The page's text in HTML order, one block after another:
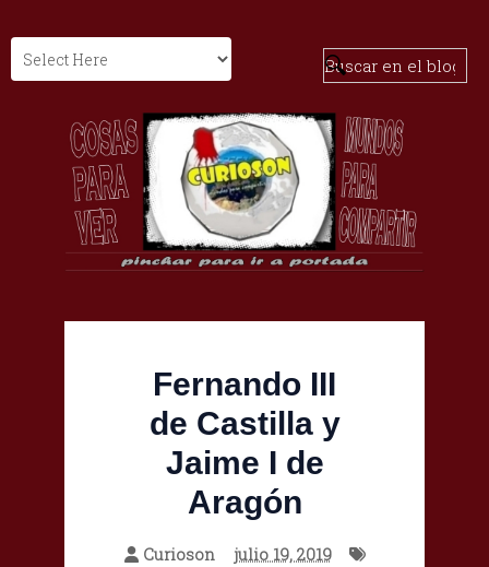
Fernando III
de Castilla y
Jaime I de
Aragón
Curioson
julio 19, 2019